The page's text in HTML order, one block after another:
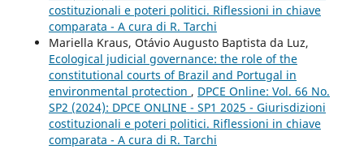
costituzionali e poteri politici. Riflessioni in chiave
comparata - A cura di R. Tarchi
Mariella Kraus, Otávio Augusto Baptista da Luz,
Ecological judicial governance: the role of the
constitutional courts of Brazil and Portugal in
environmental protection , DPCE Online: Vol. 66 No.
SP2 (2024): DPCE ONLINE - SP1 2025 - Giurisdizioni
costituzionali e poteri politici. Riflessioni in chiave
comparata - A cura di R. Tarchi